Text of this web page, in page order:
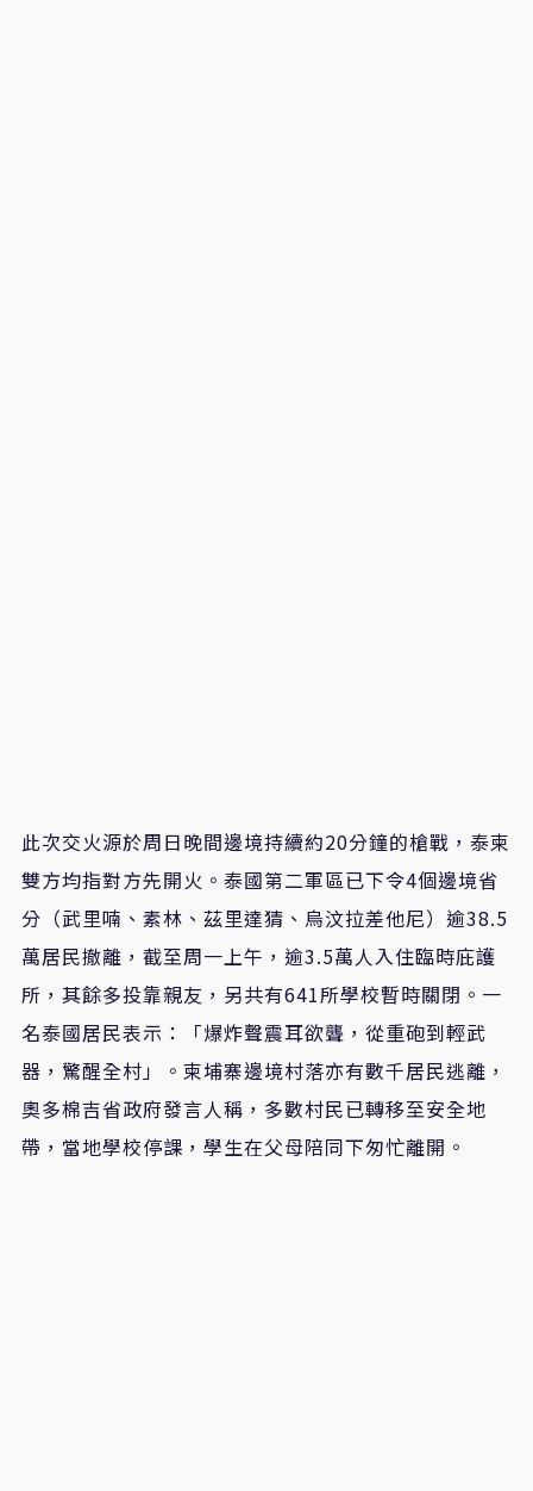
此次交火源於周日晚間邊境持續約20分鐘的槍戰，泰柬
雙方均指對方先開火。泰國第二軍區已下令4個邊境省
分（武里喃、素林、茲里達猜、烏汶拉差他尼）逾38.5
萬居民撤離，截至周一上午，逾3.5萬人入住臨時庇護
所，其餘多投靠親友，另共有641所學校暫時關閉。一
名泰國居民表示：「爆炸聲震耳欲聾，從重砲到輕武
器，驚醒全村」。柬埔寨邊境村落亦有數千居民逃離，
奧多棉吉省政府發言人稱，多數村民已轉移至安全地
帶，當地學校停課，學生在父母陪同下匆忙離開。